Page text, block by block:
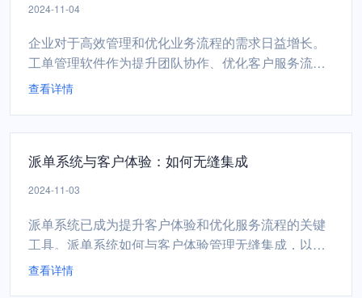
2024-11-04
企业对于高效管理和优化业务流程的需求日益增长。
工单管理软件作为提升团队协作、优化客户服务流程
的重要工具，其选择与应用显得尤为重要。如何选择
企业，其业务流程和客户服务需求各不相同。因此，
在挑选工单管理软件...
查看详情
派单系统与客户体验：如何无缝集成
2024-11-03
派单系统已成为提升客户体验和优化服务流程的关键
工具。派单系统如何与客户体验管理无缝集成，以提
升服务质量和效率。1. 实时任务调度，提升响应速度
查看详情